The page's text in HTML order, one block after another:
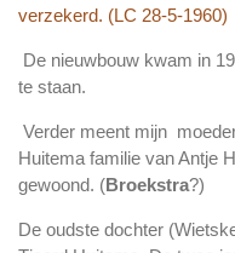
verzekerd. (LC 28-5-1960)
De nieuwbouw kwam in
te staan.
Verder meent mijn
Huitema familie van Antje
gewoond. (Broekstra?)
De oudste dochter